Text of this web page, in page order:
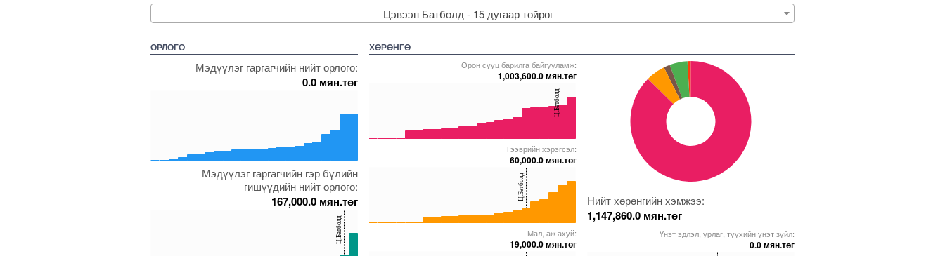
Цэвээн Батболд - 15 дугаар тойрог
ОРЛОГО
Мэдүүлэг гаргагчийн нийт орлого:
0.0 мян.төг
50000000000000052715765000000000000005271784
5000000000000005237247
5000000000000005271580
Мэдүүлэг гаргагчийн гэр бүлийн
гишүүдийн нийт орлого:
167,000.0 мян.төг
Ц.Батболд
ХӨРӨНГӨ
Орон сууц барилга байгууламж:
1,003,600.0 мян.төг
50000000000000052719035000000000000005237247
5000000000000005217476
Ц.Батболд
20
40
Тээврийн хэрэгсэл:
60,000.0 мян.төг
5000000000000005271784 50000000000000052721735000000000000005228365
Ц.Батболд
Мал, аж ахуй:
19,000.0 мян.төг
Нийт хөрөнгийн хэмжээ:
1,147,860.0 мян.төг
Үнэт эдлэл, урлаг, түүхийн үнэт зүйл:
0.0 мян.төг